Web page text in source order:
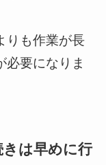
りも作業が長
必要になりま
は早めに行